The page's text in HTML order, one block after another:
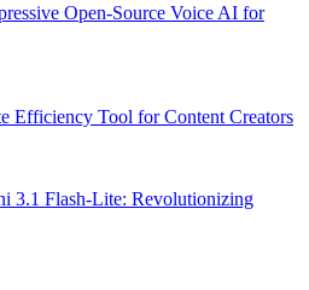
Open-Source Voice AI for
Efficiency Tool for Content Creators
3.1 Flash-Lite: Revolutionizing